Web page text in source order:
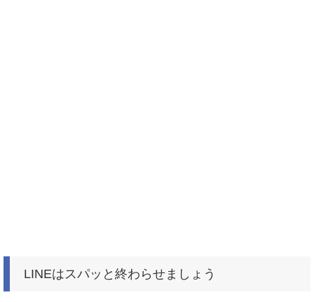
LINEはスパッと終わらせましょう